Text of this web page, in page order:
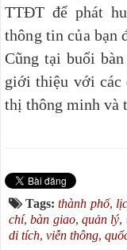
TTĐT để phát
thông tin của bạn
Cũng tại buổi
giới thiệu với các
thị thông minh và
Tags:thành phố,
chí,bàn giao,quản lý,
di tích, viễn thông,